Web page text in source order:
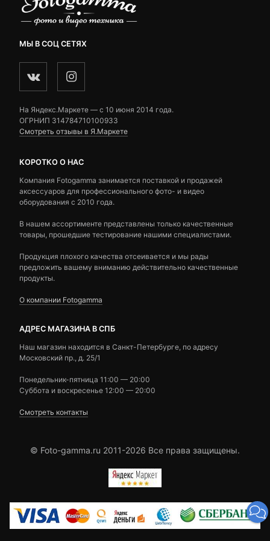
МЫ В СОЦ СЕТЯХ
На Яндекс.Маркете — c 10 июня 2014 года.
ОГРНИП 314784710100933
Смотреть отзывы в Я.Маркете
КОРОТКО О НАС
Компания Fotogamma занимается поставкой и продажей
аксессуаров для профессионального фото- и видео
оборудования с 2010 года.
В нашем ассортименте представлены только качественные
товары, прошедшие тестирование нашими специалистами.
Продукция плохого качества отсеивается и мы рады
предложить вашему вниманию действительно качественные
продукты.
О компании Fotogamma
АДРЕС МАГАЗИНА В СПБ
Наш магазин находится в Санкт-Петербурге, по адресу
Московский пр., д. 25/1
Понедельник-пятница 11:00 — 20:00
Суббота и воскресенье 12:00 — 20:00
Смотреть контакты
© Foto-gamma.ru 2011-2026 Все права защищены.